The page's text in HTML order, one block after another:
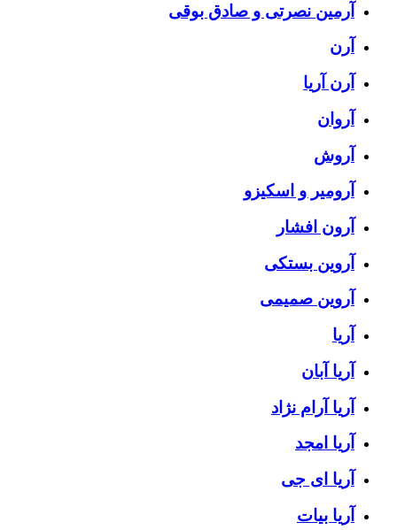
آرمین نصرتی و صادق بوقی
آرن
آرن آریا
آروان
آروش
آرومیر و اسکیزو
آرون افشار
آروین بستکی
آروین صمیمی
آریا
آریا آبان
آریا آرام نژاد
آریا امجد
آریا ای جی
آریا بیات